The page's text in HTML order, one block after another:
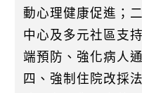
動心理健康促進；
中心及多元社區支
端預防、強化病人
四、強制住院改採